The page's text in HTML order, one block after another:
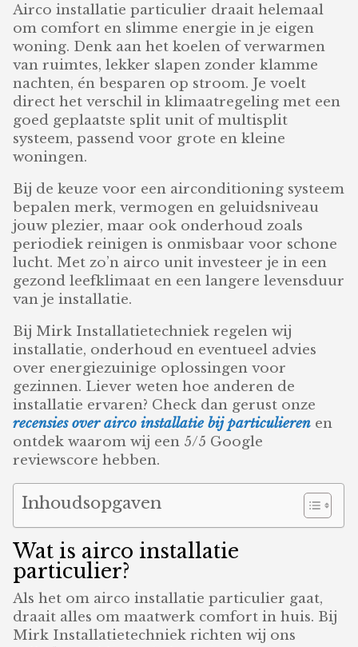
Airco installatie particulier draait helemaal
om comfort en slimme energie in je eigen
woning. Denk aan het koelen of verwarmen
van ruimtes, lekker slapen zonder klamme
nachten, én besparen op stroom. Je voelt
direct het verschil in klimaatregeling met een
goed geplaatste split unit of multisplit
systeem, passend voor grote en kleine
woningen.
Bij de keuze voor een airconditioning systeem
bepalen merk, vermogen en geluidsniveau
jouw plezier, maar ook onderhoud zoals
periodiek reinigen is onmisbaar voor schone
lucht. Met zo’n airco unit investeer je in een
gezond leefklimaat en een langere levensduur
van je installatie.
Bij Mirk Installatietechniek regelen wij
installatie, onderhoud en eventueel advies
over energiezuinige oplossingen voor
gezinnen. Liever weten hoe anderen de
installatie ervaren? Check dan gerust onze
recensies over airco installatie bij particulieren en
ontdek waarom wij een 5/5 Google
reviewscore hebben.
Inhoudsopgaven
Wat is airco installatie
particulier?
Als het om airco installatie particulier gaat,
draait alles om maatwerk comfort in huis. Bij
Mirk Installatietechniek richten wij ons